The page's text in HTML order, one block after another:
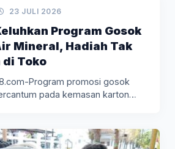
23 JULI 2026
Program Gosok
Mineral, Hadiah Tak
di Toko
Program promosi gosok
pada kemasan karton